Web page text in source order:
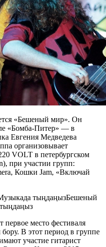
«Бешеный мир». Он
«Бомба-Питер» — в
Евгения Медведева
организовывает
VOLT в петербургском
при участии групп:
Кошки Jam, «Включай
тыңдаңызБешеный
первое место фестиваля
В этот период в группе
участие гитарист